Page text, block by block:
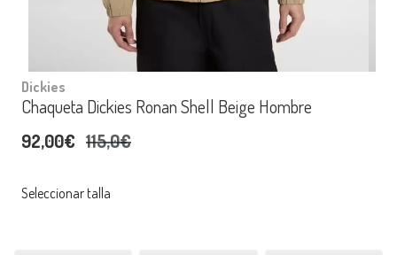
Dickies
Chaqueta Dickies Ronan Shell Beige Hombre
92,00€ 115,0€
Seleccionar talla